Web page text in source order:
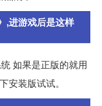
,进游戏后是这样
如果是正版的就用
安装版试试。